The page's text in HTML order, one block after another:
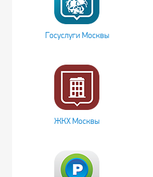
Госуслуги Москвы
ЖКХ Москвы